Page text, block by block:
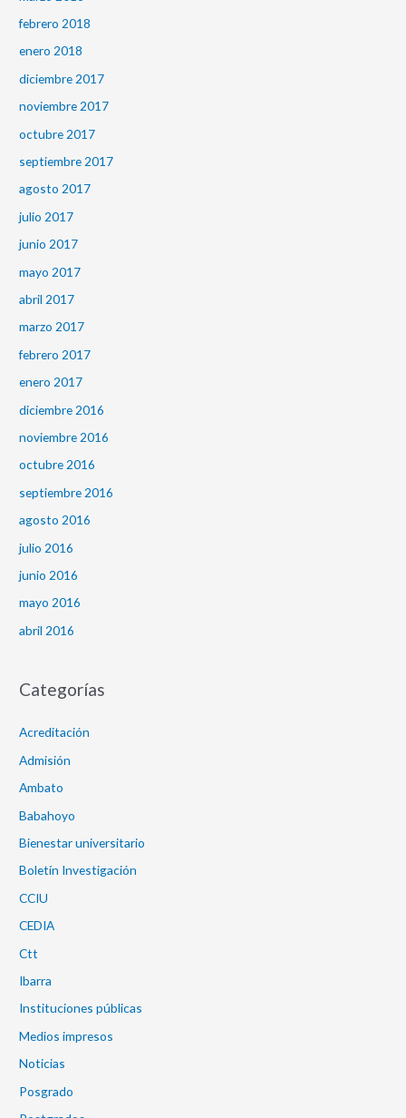
febrero 2018
enero 2018
diciembre 2017
noviembre 2017
octubre 2017
septiembre 2017
agosto 2017
julio 2017
junio 2017
mayo 2017
abril 2017
marzo 2017
febrero 2017
enero 2017
diciembre 2016
noviembre 2016
octubre 2016
septiembre 2016
agosto 2016
julio 2016
junio 2016
mayo 2016
abril 2016
Categorías
Acreditación
Admisión
Ambato
Babahoyo
Bienestar universitario
Boletín Investigación
CCIU
CEDIA
Ctt
Ibarra
Instituciones públicas
Medios impresos
Noticias
Posgrado